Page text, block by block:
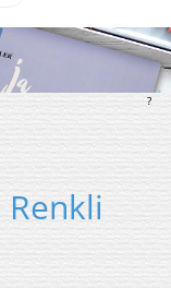
Renkli
?